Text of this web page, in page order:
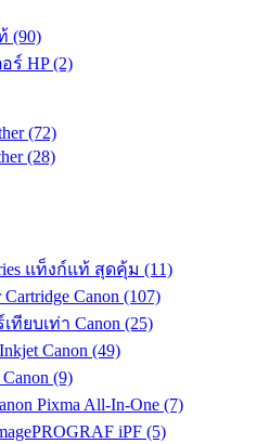
(90)
ร์ HP (2)
(72)
(28)
แท็งก์แท้ สุดคุ้ม (11)
Canon (107)
ยบเท่า Canon (25)
Canon (49)
(9)
Pixma All-In-One (7)
iPF (5)